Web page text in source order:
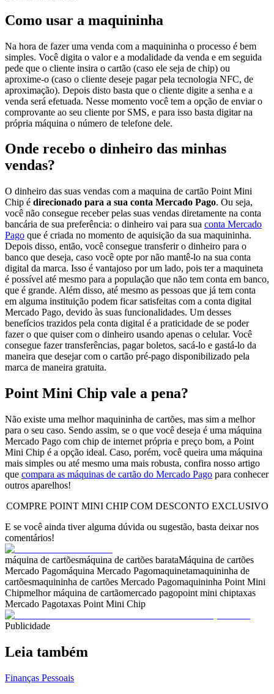
Como usar a maquininha
Na hora de fazer uma venda com a maquininha o processo é bem
simples. Você digita o valor e a modalidade da venda e em seguida
pede que o cliente insira o cartão (caso ele seja de chip) ou
aproxime-o (caso o cliente deseje pagar pela tecnologia NFC, de
aproximação). Depois disto basta que o cliente digite a senha e a
venda será efetuada. Nesse momento você tem a opção de enviar o
comprovante ao seu cliente por SMS, e para isso basta digitar na
própria máquina o número de telefone dele.
Onde recebo o dinheiro das minhas
vendas?
O dinheiro das suas vendas com a maquina de cartão Point Mini
Chip é direcionado para a sua conta Mercado Pago. Ou seja,
você não consegue receber pelas suas vendas diretamente na conta
bancária de sua preferência: o dinheiro vai para sua conta Mercado
Pago que é criada no momento de aquisição da sua maquininha.
Depois disso, então, você consegue transferir o dinheiro para o
banco que deseja, caso você opte por não mantê-lo na sua conta
digital da marca. Isso é vantajoso por um lado, pois ter a maquineta
é possível até mesmo para a população que não tem conta em banco,
que é grande. Além disso, até mesmo as pessoas que já tem conta
em alguma instituição podem ficar satisfeitas com a conta digital
Mercado Pago, devido às suas funcionalidades. Um desses
benefícios trazidos pela conta digital é a praticidade de se poder
fazer o que quiser com o dinheiro usando apenas o celular. Você
consegue fazer transferências, pagar boletos, sacá-lo e gastá-lo da
maneira que desejar com o cartão pré-pago disponibilizado pela
marca de maneira gratuita.
Point Mini Chip vale a pena?
Não existe uma melhor maquininha de cartões, mas sim a melhor
para o seu caso. Sendo assim, se o que você deseja é uma máquina
Mercado Pago com chip de internet própria e preço bom, a Point
Mini Chip é a opção ideal. Caso, porém, você queira uma máquina
mais simples ou até mesmo uma mais robusta, confira nosso artigo
que compara as máquinas de cartão do Mercado Pago para conhecer
outros aparelhos!
COMPRE POINT MINI CHIP COM DESCONTO EXCLUSIVO
E se você ainda tiver alguma dúvida ou sugestão, basta deixar nos
comentários!
máquina de cartõesmáquina de cartões barataMáquina de cartões
Mercado Pagomáquina Mercado Pagomaquinetamaquininha de
cartõesmaquininha de cartões Mercado Pagomaquininha Point Mini
Chipmelhor máquina de cartãomercado pagopoint mini chiptaxas
Mercado Pagotaxas Point Mini Chip
Publicidade
Leia também
Finanças Pessoais